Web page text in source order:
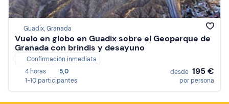
Guadix, Granada
Vuelo en globo en Guadix sobre el Geoparque de
Granada con brindis y desayuno
Confirmación inmediata
4 horas
5,0
1-10 participantes
desde 195 €
por persona